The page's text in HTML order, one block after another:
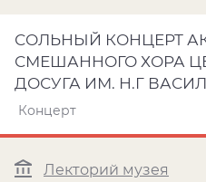
СОЛЬНЫЙ КОНЦЕРТ
СМЕШАННОГО ХОРА
ДОСУГА ИМ. Н.Г
Концерт
Лекторий музея